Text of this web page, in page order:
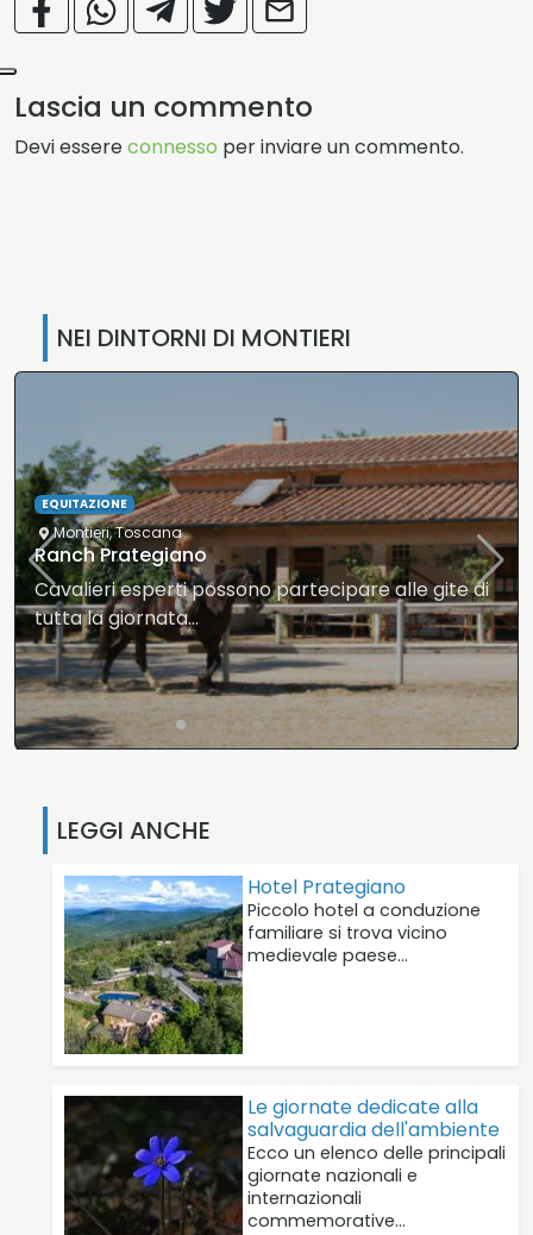
Lascia un commento
Devi essereconnesso per inviare un commento.
NEI DINTORNI DI MONTIERI
ALBERGO
Toscana
Hotel Borgo Santo Pietro
Il nostro hotel è nato dalla passione e il desiderio…
LEGGI ANCHE
Hotel Prategiano
Piccolo hotel a conduzione
familiare si trova vicino
medievale paese…
Le giornate dedicate alla
salvaguardia dell'ambiente
Ecco un elenco delle principali
giornate nazionali e
internazionali
commemorative…